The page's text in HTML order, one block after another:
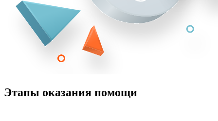
Этапы оказания помощи